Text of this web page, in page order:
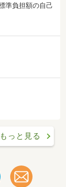
準負担額の自己
っと見る